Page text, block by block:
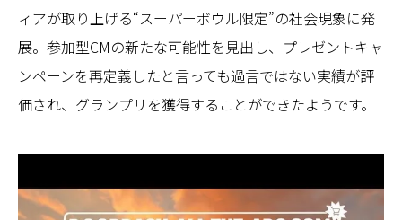
ィアが取り上げる“スーパーボウル限定”の社会現象に発
展。参加型CMの新たな可能性を見出し、プレゼントキャ
ンペーンを再定義したと言っても過言ではない実績が評
価され、グランプリを獲得することができたようです。